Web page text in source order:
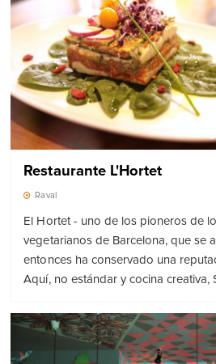
Restaurante L'Hortet
Raval
El Hortet - uno de los pioneros de
vegetarianos de Barcelona, que se
entonces ha conservado una
Aquí, no estándar y cocina creativa,